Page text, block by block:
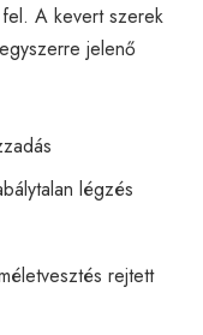
A kevert szerek
jelenő
légzés
rejtett